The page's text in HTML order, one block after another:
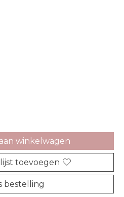
winkelwagen
toevoegen
bestelling